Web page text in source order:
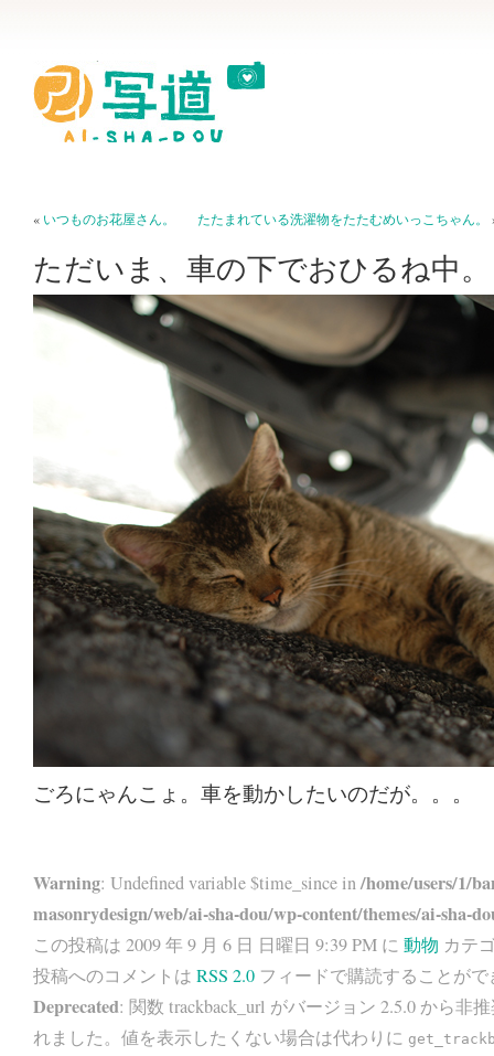
« いつものお花屋さん。 たたまれている洗濯物をたたむめいっこちゃん。
ただいま、車の下でおひるね中。
ごろにゃんこょ。車を動かしたいのだが。。。
Warning: Undefined variable $time_since in/home/users/1/
masonrydesign/web/ai-sha-dou/wp-content/themes/ai-sha-
この投稿は 2009 年 9 月 6 日 日曜日 9:39 PM に 動物 カテ
投稿へのコメントは RSS 2.0 フィードで購読することが
Deprecated: 関数 trackback_url がバージョン 2.5.0 から非
れました。値を表示したくない場合は代わりに